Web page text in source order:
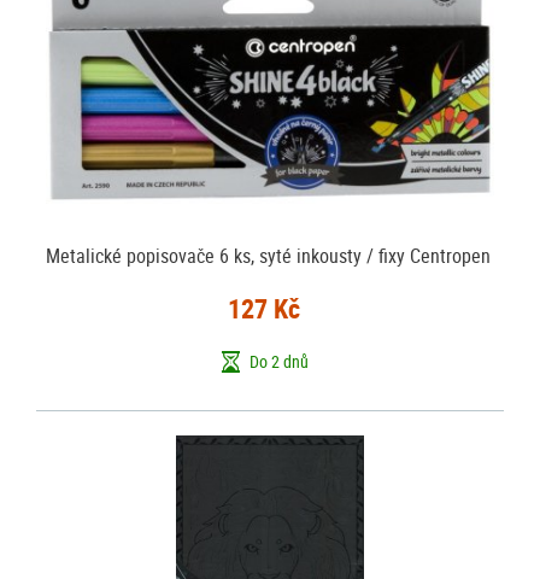
Metalické popisovače 6 ks, syté inkousty / fixy Centropen
127 Kč
Do 2 dnů